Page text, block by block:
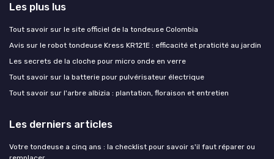
Les plus lus
Tout savoir sur le site officiel de la tondeuse Colombia
Avis sur le robot tondeuse Kress KR121E : efficacité et praticité au jardin
Les secrets de la cloche pour micro onde en verre
Tout savoir sur la batterie pour pulvérisateur électrique
Tout savoir sur l'arbre albizia : plantation, floraison et entretien
Les derniers articles
Votre tondeuse a cinq ans : la checklist pour savoir s'il faut réparer ou